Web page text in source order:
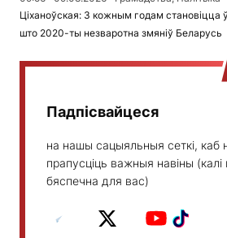
Ціханоўская: З кожным годам становіцца
што 2020-ты незваротна змяніў Беларусь
Падпісвайцеся
на нашы сацыяльныя сеткі, каб
прапусціць важныя навіны (калі
бяспечна для вас)